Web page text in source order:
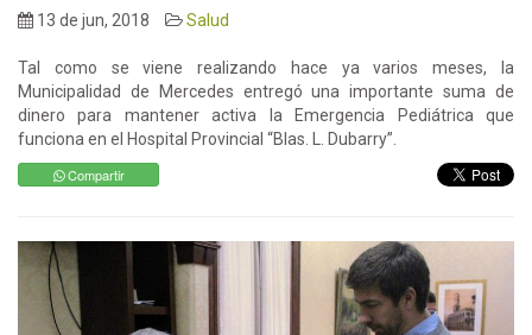
13 de jun, 2018 Salud
Tal como se viene realizando hace ya varios meses, la
Municipalidad de Mercedes entregó una importante suma de
dinero para mantener activa la Emergencia Pediátrica que
funciona en el Hospital Provincial “Blas. L. Dubarry”.
Compartir